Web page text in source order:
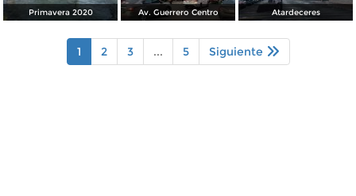
Primavera 2020 Av. Guerrero Centro Atardeceres
1 2 3 ... 5 Siguiente